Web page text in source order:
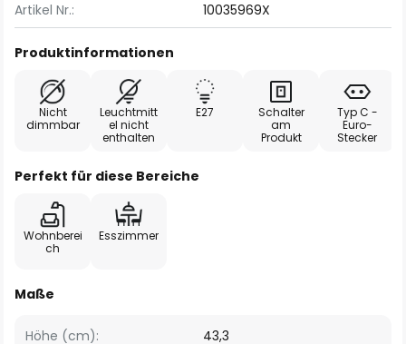
Artikel Nr.:
10035969X
Produktinformationen
Nicht
dimmbar
Leuchtmitt
el nicht
enthalten
E27
Schalter
am
Produkt
Typ C -
Euro-
Stecker
Perfekt für diese Bereiche
Wohnberei
ch
Esszimmer
Maße
Höhe (cm):
43,3